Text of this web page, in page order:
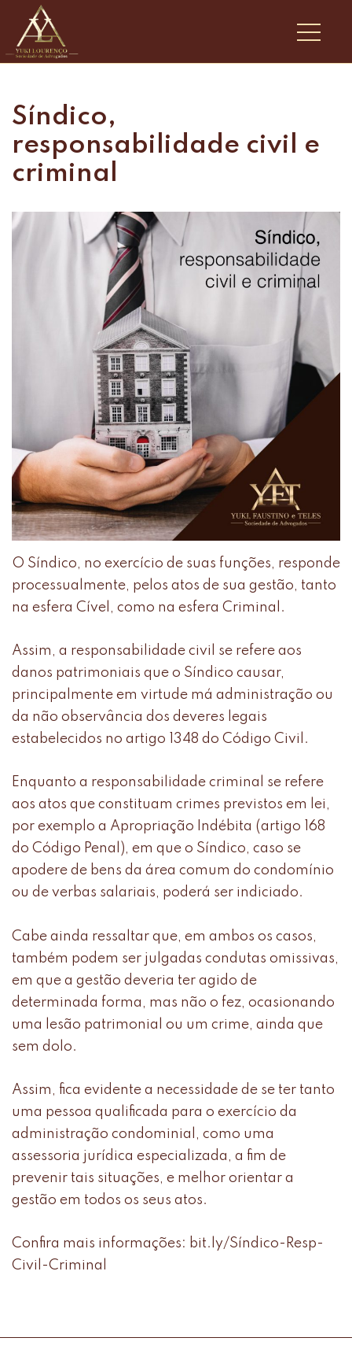
Síndico,
responsabilidade civil e
criminal
O Síndico, no exercício de suas funções, responde
processualmente, pelos atos de sua gestão, tanto
na esfera Cível, como na esfera Criminal.
Assim, a responsabilidade civil se refere aos
danos patrimoniais que o Síndico causar,
principalmente em virtude má administração ou
da não observância dos deveres legais
estabelecidos no artigo 1348 do Código Civil.
Enquanto a responsabilidade criminal se refere
aos atos que constituam crimes previstos em lei,
por exemplo a Apropriação Indébita (artigo 168
do Código Penal), em que o Síndico, caso se
apodere de bens da área comum do condomínio
ou de verbas salariais, poderá ser indiciado.
Cabe ainda ressaltar que, em ambos os casos,
também podem ser julgadas condutas omissivas,
em que a gestão deveria ter agido de
determinada forma, mas não o fez, ocasionando
uma lesão patrimonial ou um crime, ainda que
sem dolo.
Assim, fica evidente a necessidade de se ter tanto
uma pessoa qualificada para o exercício da
administração condominial, como uma
assessoria jurídica especializada, a fim de
prevenir tais situações, e melhor orientar a
gestão em todos os seus atos.
Confira mais informações: bit.ly/Síndico-Resp-
Civil-Criminal